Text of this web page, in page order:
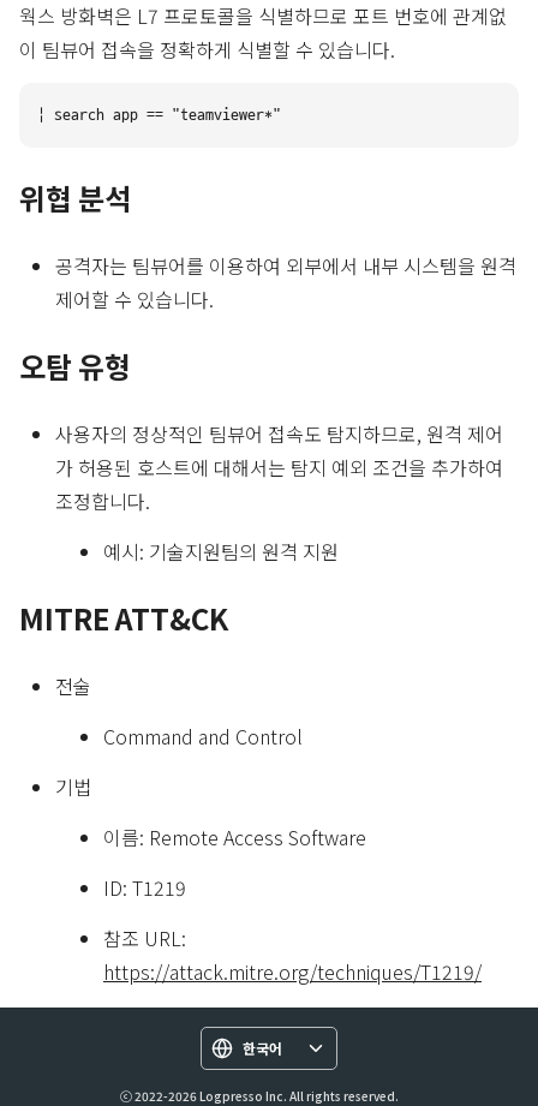
웍스 방화벽은 L7 프로토콜을 식별하므로 포트 번호에 관계없
이 팀뷰어 접속을 정확하게 식별할 수 있습니다.
위협 분석
공격자는 팀뷰어를 이용하여 외부에서 내부 시스템을 원격
제어할 수 있습니다.
오탐 유형
사용자의 정상적인 팀뷰어 접속도 탐지하므로, 원격 제어
가 허용된 호스트에 대해서는 탐지 예외 조건을 추가하여
조정합니다.
예시: 기술지원팀의 원격 지원
MITRE ATT&CK
전술
Command and Control
기법
이름: Remote Access Software
ID: T1219
참조 URL:
https://attack.mitre.org/techniques/T1219/
한국어
ⓒ 2022-2026 Logpresso Inc. All rights reserved.